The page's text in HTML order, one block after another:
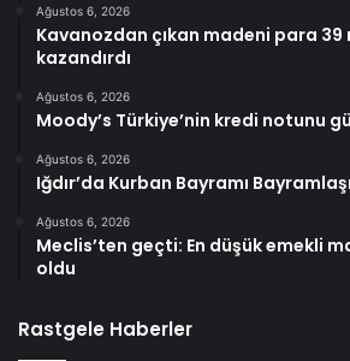
Ağustos 6, 2026
Kavanozdan çıkan madeni para 39
kazandırdı
Ağustos 6, 2026
Moody’s Türkiye’nin kredi notunu
Ağustos 6, 2026
Iğdır’da Kurban Bayramı
Ağustos 6, 2026
Meclis’ten geçti: En düşük emekli
oldu
Rastgele Haberler